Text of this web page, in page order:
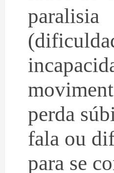
paralisia
perda
fala ou
para se